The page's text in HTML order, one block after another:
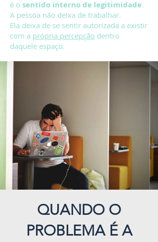
é o sentido interno de legitimidade.
A pessoa não deixa de trabalhar.
Ela deixa de se sentir autorizada a existir
com a própria percepção dentro
daquele espaço.
QUANDO O
PROBLEMA É A